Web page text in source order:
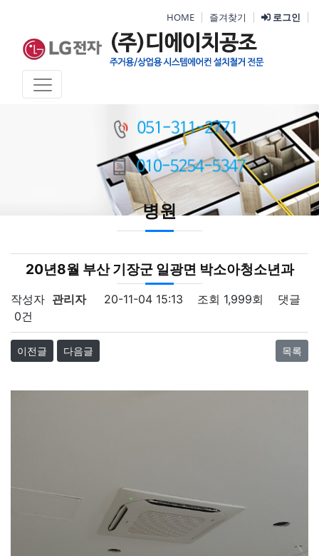
HOME 즐겨찾기 로그인
병원
20년8월 부산 기장군 일광면 박소아청소년과
작성자 관리자 20-11-04 15:13 조회 1,999회
댓글
0건
이전글 다음글 목록